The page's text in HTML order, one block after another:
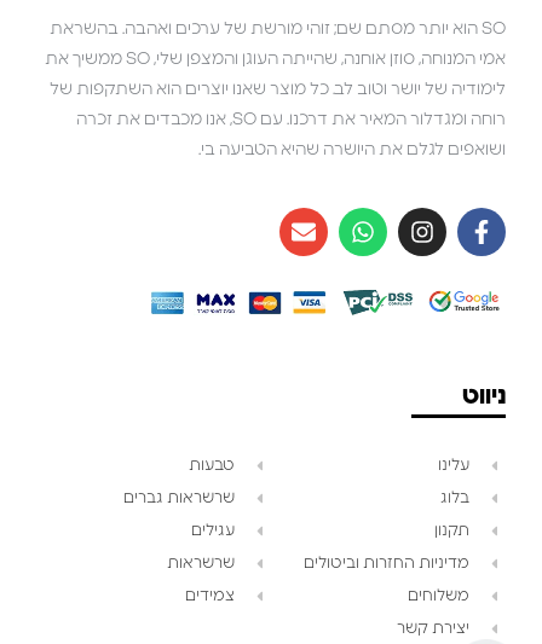
SO הוא יותר מסתם שם; זוהי מורשת של ערכים ואהבה. בהשראת
אמי המנוחה, סוזן אוחנה, שהייתה העוגן והמצפן שלי, SO ממשיך את
לימודיה של יושר וטוב לב. כל מוצר שאנו יוצרים הוא השתקפות של
רוחה ומגדלור המאיר את דרכנו. עם SO, אנו מכבדים את זכרה
ושואפים לגלם את היושרה שהיא הטביעה בי.
ניווט
עלינו
בלוג
תקנון
מדיניות החזרות וביטולים
משלוחים
יצירת קשר
טבעות
שרשראות גברים
עגילים
שרשראות
צמידים
💬 זמינים עכשיו